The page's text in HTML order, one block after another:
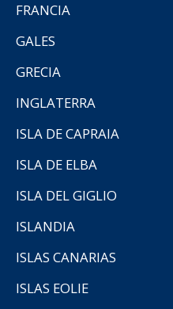
FRANCIA
GALES
GRECIA
INGLATERRA
ISLA DE CAPRAIA
ISLA DE ELBA
ISLA DEL GIGLIO
ISLANDIA
ISLAS CANARIAS
ISLAS EOLIE